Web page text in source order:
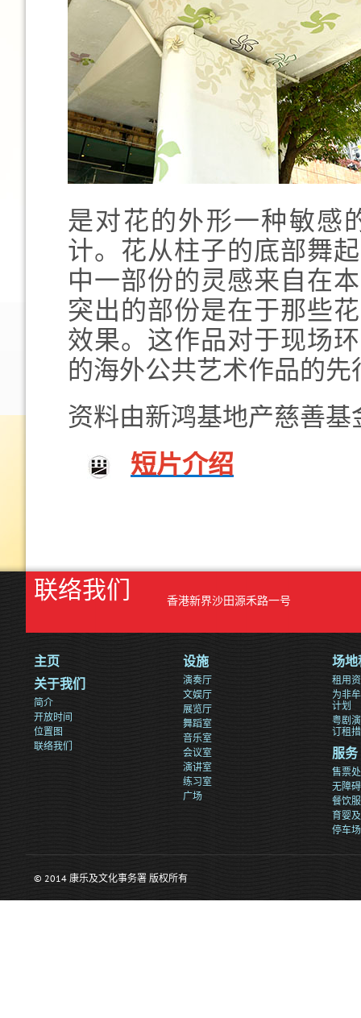
是对花的外形一种敏感
计。花从柱子的底部舞
中一部份的灵感来自在
突出的部份是在于那些
效果。这作品对于现场
的海外公共艺术作品的先
资料由新鸿基地产慈善
短片介绍
联络我们 香港新界沙田源禾路一号
主页
关于我们
简介
开放时间
位置图
联络我们
设施
演奏厅
文娱厅
展览厅
舞蹈室
音乐室
会议室
演讲室
练习室
广场
场地
租用
为非
计划
粤剧
订租
服务
售票处
无障
餐饮
育婴
停车场
© 2014 康乐及文化事务署 版权所有